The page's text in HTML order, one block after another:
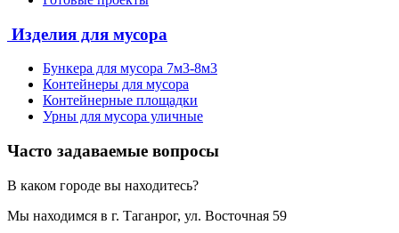
Изделия для мусора
Бункера для мусора 7м3-8м3
Контейнеры для мусора
Контейнерные площадки
Урны для мусора уличные
Часто задаваемые вопросы
В каком городе вы находитесь?
Мы находимся в г. Таганрог, ул. Восточная 59